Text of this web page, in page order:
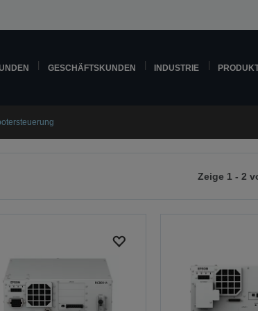
GESCHÄFTSKUNDEN INDUSTRIE
Zeige 1 - 2